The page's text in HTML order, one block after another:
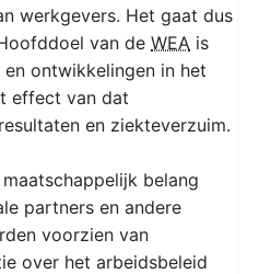
werkgevers. Het gaat dus
van de WEA is
ontwikkelingen in het
effect van dat
en ziekteverzuim.
belang
partners en andere
voorzien van
over het arbeidsbeleid